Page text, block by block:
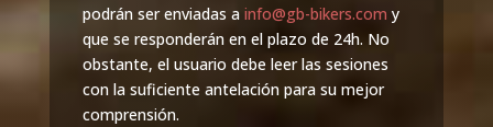
podrán ser enviadas a info@gb-bikers.com y
que se responderán en el plazo de 24h. No
obstante, el usuario debe leer las sesiones
con la suficiente antelación para su mejor
comprensión.